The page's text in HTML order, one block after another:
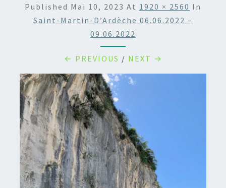
Published Mai 10, 2023 At 1920 × 2560 In
Saint-Martin-D’Ardèche 06.06.2022 –
09.06.2022
← PREVIOUS / NEXT →